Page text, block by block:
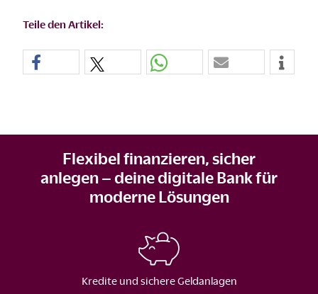
Teile den Artikel:
Flexibel finanzieren, sicher
anlegen – deine digitale Bank für
moderne Lösungen
Kredite und sichere Geldanlagen